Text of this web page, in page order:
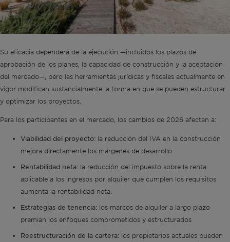
Su eficacia dependerá de la ejecución —incluidos los plazos de
aprobación de los planes, la capacidad de construcción y la aceptación
del mercado—, pero las herramientas jurídicas y fiscales actualmente en
vigor modifican sustancialmente la forma en que se pueden estructurar
y optimizar los proyectos.
Para los participantes en el mercado, los cambios de 2026 afectan a:
Viabilidad del proyecto: la reducción del IVA en la construcción
mejora directamente los márgenes de desarrollo
Rentabilidad neta: la reducción del impuesto sobre la renta
aplicable a los ingresos por alquiler que cumplen los requisitos
aumenta la rentabilidad neta.
Estrategias de tenencia: los marcos de alquiler a largo plazo
premian los enfoques comprometidos y estructurados
Reestructuración de la cartera: los propietarios actuales pueden